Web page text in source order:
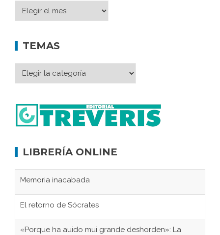
TEMAS
LIBRERÍA ONLINE
Memoria inacabada
El retorno de Sócrates
«Porque ha auido mui grande deshorden»: La